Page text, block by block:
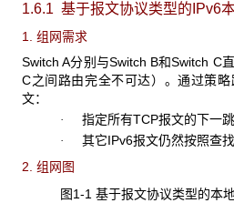
1.6.1 基于报文协议类型的IPv6
1. 组网需求
Switch A分别与Switch B和Switch C
C之间路由完全不可达）。通过策
文：
· 指定所有TCP报文的下一跳
· 其它IPv6报文仍然按照查找
2. 组网图
图1-1 基于报文协议类型的本